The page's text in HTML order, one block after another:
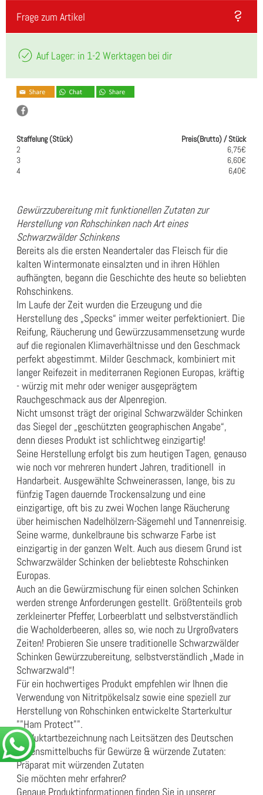
Frage zum Artikel
Auf Lager: in 1-2 Werktagen bei dir
Staffelung (Stück)
Preis(Brutto) / Stück
2
6,75€
3
6,60€
4
6,40€
Gewürzzubereitung mit funktionellen Zutaten zur
Herstellung von Rohschinken nach Art eines
Schwarzwälder Schinkens
Bereits als die ersten Neandertaler das Fleisch für die
kalten Wintermonate einsalzten und in ihren Höhlen
aufhängten, begann die Geschichte des heute so beliebten
Rohschinkens.
Im Laufe der Zeit wurden die Erzeugung und die
Herstellung des „Specks“ immer weiter perfektioniert. Die
Reifung, Räucherung und Gewürzzusammensetzung wurde
auf die regionalen Klimaverhältnisse und den Geschmack
perfekt abgestimmt. Milder Geschmack, kombiniert mit
langer Reifezeit in mediterranen Regionen Europas, kräftig
- würzig mit mehr oder weniger ausgeprägtem
Rauchgeschmack aus der Alpenregion.
Nicht umsonst trägt der original Schwarzwälder Schinken
das Siegel der „geschützten geographischen Angabe“,
denn dieses Produkt ist schlichtweg einzigartig!
Seine Herstellung erfolgt bis zum heutigen Tagen, genauso
wie noch vor mehreren hundert Jahren, traditionell in
Handarbeit. Ausgewählte Schweinerassen, lange, bis zu
fünfzig Tagen dauernde Trockensalzung und eine
einzigartige, oft bis zu zwei Wochen lange Räucherung
über heimischen Nadelhölzern-Sägemehl und Tannenreisig.
Seine warme, dunkelbraune bis schwarze Farbe ist
einzigartig in der ganzen Welt. Auch aus diesem Grund ist
Schwarzwälder Schinken der beliebteste Rohschinken
Europas.
Auch an die Gewürzmischung für einen solchen Schinken
werden strenge Anforderungen gestellt. Größtenteils grob
zerkleinerter Pfeffer, Lorbeerblatt und selbstverständlich
die Wacholderbeeren, alles so, wie noch zu Urgroßvaters
Zeiten! Probieren Sie unsere traditionelle Schwarzwälder
Schinken Gewürzzubereitung, selbstverständlich „Made in
Schwarzwald“!
Für ein hochwertiges Produkt empfehlen wir Ihnen die
Verwendung von Nitritpökelsalz sowie eine speziell zur
Herstellung von Rohschinken entwickelte Starterkultur
""Ham Protect"".
Produktartbezeichnung nach Leitsätzen des Deutschen
Lebensmittelbuchs für Gewürze & würzende Zutaten:
Präparat mit würzenden Zutaten
Sie möchten mehr erfahren?
Genaue Produktinformationen finden Sie in unserer